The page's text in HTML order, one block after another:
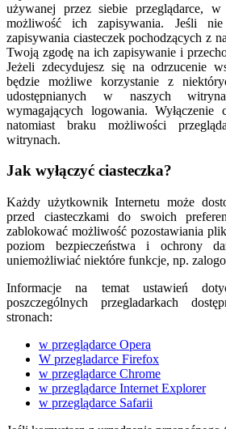
używanej przez siebie przeglądarce, w
możliwość ich zapisywania. Jeśli nie
zapisywania ciasteczek pochodzących z
Twoją zgodę na ich zapisywanie i
Jeżeli zdecydujesz się na odrzucenie
będzie możliwe korzystanie z
udostępnianych w naszych
wymagających logowania. Wyłączenie
natomiast braku możliwości
witrynach.
Jak wyłączyć ciasteczka?
Każdy użytkownik Internetu może
przed ciasteczkami do swoich
zablokować możliwość pozostawiania
poziom bezpieczeństwa i ochrony
uniemożliwiać niektóre funkcje, np.
Informacje na temat ustawień
poszczególnych przegladarkach
stronach:
w przeglądarce Opera
W przegladarce Firefox
w przeglądarce Chrome
w przeglądarce Internet Explorer
w przeglądarce Safarii